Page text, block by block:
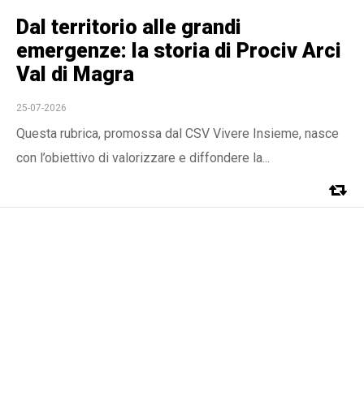
Dal territorio alle grandi
emergenze: la storia di Prociv Arci
Val di Magra
25-07-2026
Questa rubrica, promossa dal CSV Vivere Insieme, nasce
con l’obiettivo di valorizzare e diffondere la...